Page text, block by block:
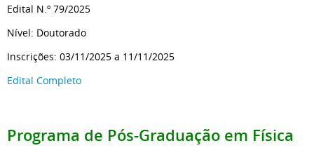
Edital N.º 79/2025
Nível: Doutorado
Inscrições: 03/11/2025 a 11/11/2025
Edital Completo
Programa de Pós-Graduação em Física